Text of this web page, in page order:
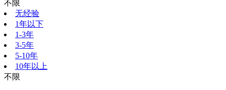
不限
无经验
1年以下
1-3年
3-5年
5-10年
10年以上
不限